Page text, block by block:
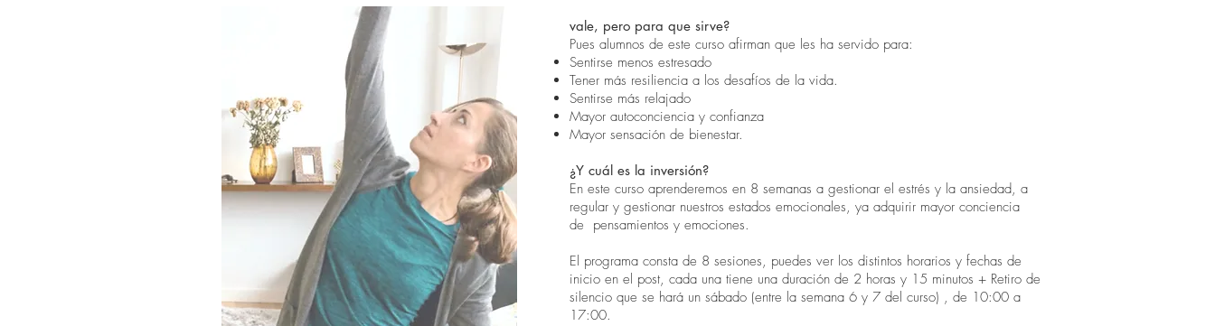
vale, pero para que sirve?
Pues alumnos de este curso afirman que les ha servido para:
Sentirse menos estresado
Tener más resiliencia a los desafíos de la vida.
Sentirse más relajado
Mayor autoconciencia y confianza
Mayor sensación de bienestar.
¿Y cuál es la inversión?
En este curso aprenderemos en 8 semanas a gestionar el estrés y la ansiedad, a
regular y gestionar nuestros estados emocionales, ya adquirir mayor conciencia
de pensamientos y emociones.
El programa consta de 8 sesiones, puedes ver los distintos horarios y fechas de
inicio en el post, cada una tiene una duración de 2 horas y 15 minutos + Retiro de
silencio que se hará un sábado (entre la semana 6 y 7 del curso) , de 10:00 a
17:00.